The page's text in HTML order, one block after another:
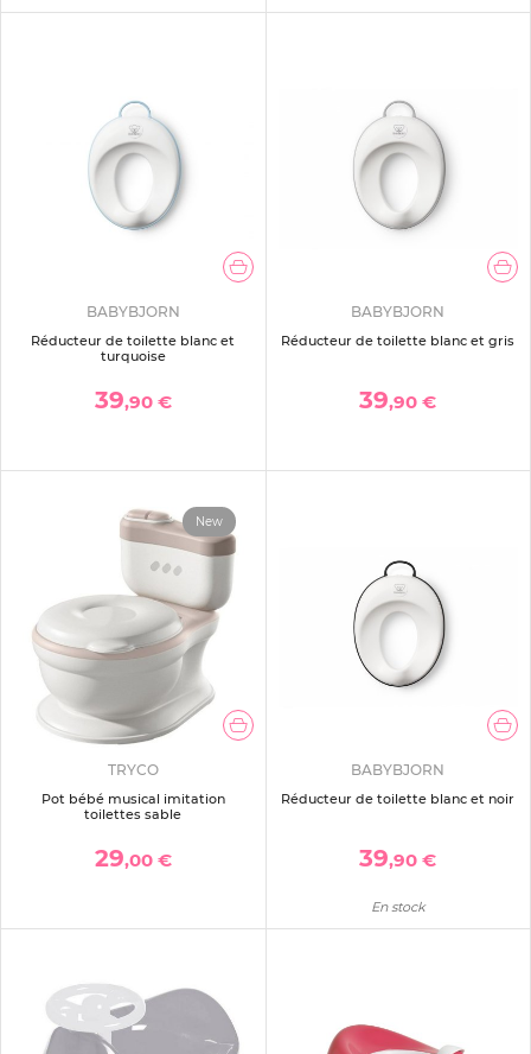
BABYBJORN
Réducteur de toilette blanc et
turquoise
39,90 €
BABYBJORN
Réducteur de toilette blanc et gris
39,90 €
New
TRYCO
Pot bébé musical imitation
toilettes sable
29,00 €
BABYBJORN
Réducteur de toilette blanc et noir
39,90 €
En stock